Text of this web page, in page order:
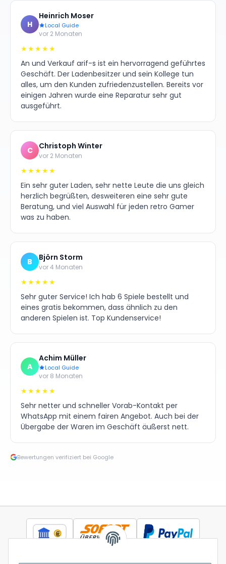
H
Heinrich Moser
Local Guide
vor 2 Monaten
★★★★★
An und Verkauf arif-s ist ein hervorragend geführtes
Geschäft. Der Ladenbesitzer und sein Kollege tun
alles, um den Kunden zufriedenzustellen. Bereits vor
einigen Jahren wurde eine Reparatur sehr gut
ausgeführt.
C Christoph Winter
vor 2 Monaten
★★★★★
Ein sehr guter Laden, sehr nette Leute die uns gleich
herzlich begrüßten, desweiteren eine sehr gute
Beratung, und viel Auswahl für jeden retro Gamer
was zu haben.
B Björn Storm
vor 4 Monaten
★★★★★
Sehr guter Service! Ich hab 6 Spiele bestellt und
eines gratis bekommen, dass ähnlich zu den
anderen Spielen ist. Top Kundenservice!
A
Achim Müller
Local Guide
vor 8 Monaten
★★★★★
Sehr netter und schneller Vorab-Kontakt per
WhatsApp mit einem fairen Angebot. Auch bei der
Übergabe der Waren im Geschäft äußerst nett.
Bewertungen verifiziert bei Google